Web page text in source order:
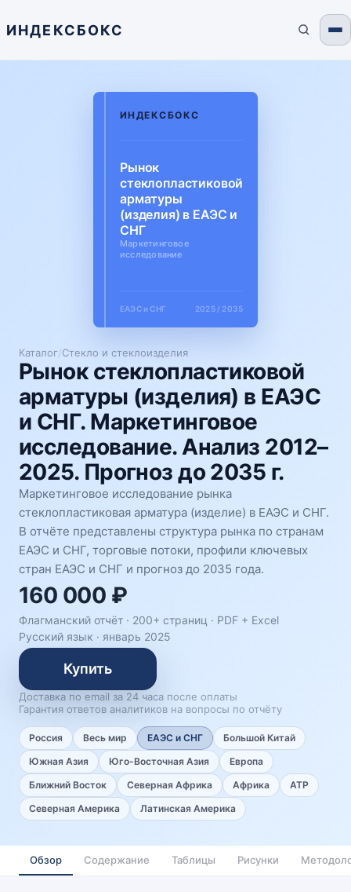
ИНДЕКСБОКС
Каталог/Стекло и стеклоизделия
Рынок стеклопластиковой
арматуры (изделия) в ЕАЭС
и СНГ. Маркетинговое
исследование. Анализ 2012–
2025. Прогноз до 2035 г.
Маркетинговое исследование рынка
стеклопластиковая арматура (изделие) в ЕАЭС и СНГ.
В отчёте представлены структура рынка по странам
ЕАЭС и СНГ, торговые потоки, профили ключевых
стран ЕАЭС и СНГ и прогноз до 2035 года.
160 000 ₽
Флагманский отчёт · 200+ страниц · PDF + Excel
Русский язык · январь 2025
Купить
Доставка по email за 24 часа после оплаты
Гарантия ответов аналитиков на вопросы по отчёту
Россия Весь мир ЕАЭС и СНГ
Большой Китай
Южная Азия
Юго-Восточная Азия
Европа
Ближний Восток
Северная Африка Африка
АТР
Северная Америка
Латинская Америка
ИНДЕКСБОКС
Рынок
стеклопластиковой
арматуры
(изделия) в ЕАЭС и
СНГ
Маркетинговое
исследование
ЕАЭС и СНГ 2025 / 2035
Обзор Содержание Таблицы Рисунки